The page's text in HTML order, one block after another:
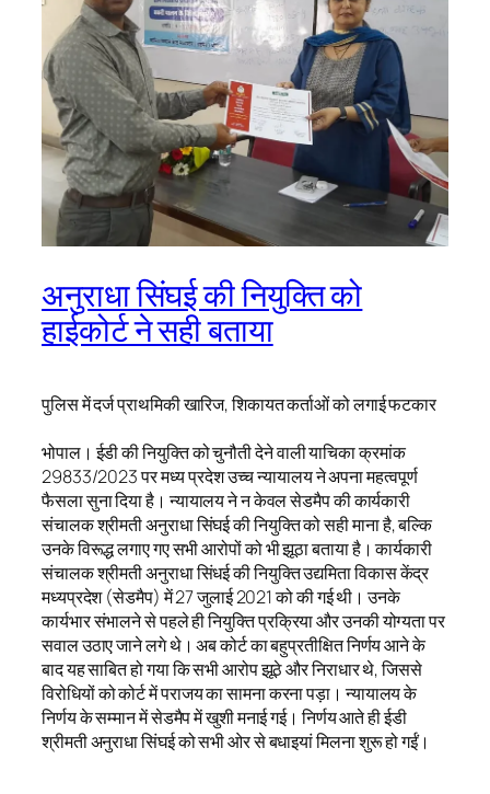
अनुराधा सिंघई की नियुक्ति को
हाईकोर्ट ने सही बताया
पुलिस में दर्ज प्राथमिकी खारिज, शिकायत कर्ताओं को लगाई फटकार
भोपाल। ईडी की नियुक्ति को चुनौती देने वाली याचिका क्रमांक
29833/2023 पर मध्य प्रदेश उच्च न्यायालय ने अपना महत्वपूर्ण
फैसला सुना दिया है। न्यायालय ने न केवल सेडमैप की कार्यकारी
संचालक श्रीमती अनुराधा सिंघई की नियुक्ति को सही माना है, बल्कि
उनके विरूद्ध लगाए गए सभी आरोपों को भी झूठा बताया है। कार्यकारी
संचालक श्रीमती अनुराधा सिंधई की नियुक्ति उद्यमिता विकास केंद्र
मध्यप्रदेश (सेडमैप) में 27 जुलाई 2021 को की गई थी। उनके
कार्यभार संभालने से पहले ही नियुक्ति प्रक्रिया और उनकी योग्यता पर
सवाल उठाए जाने लगे थे। अब कोर्ट का बहुप्रतीक्षित निर्णय आने के
बाद यह साबित हो गया कि सभी आरोप झूठे और निराधार थे, जिससे
विरोधियों को कोर्ट में पराजय का सामना करना पड़ा। न्यायालय के
निर्णय के सम्मान में सेडमैप में खुशी मनाई गई। निर्णय आते ही ईडी
श्रीमती अनुराधा सिंघई को सभी ओर से बधाइयां मिलना शुरू हो गईं।